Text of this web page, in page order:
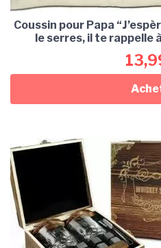
Coussin pour Papa
le serres, il te rappelle